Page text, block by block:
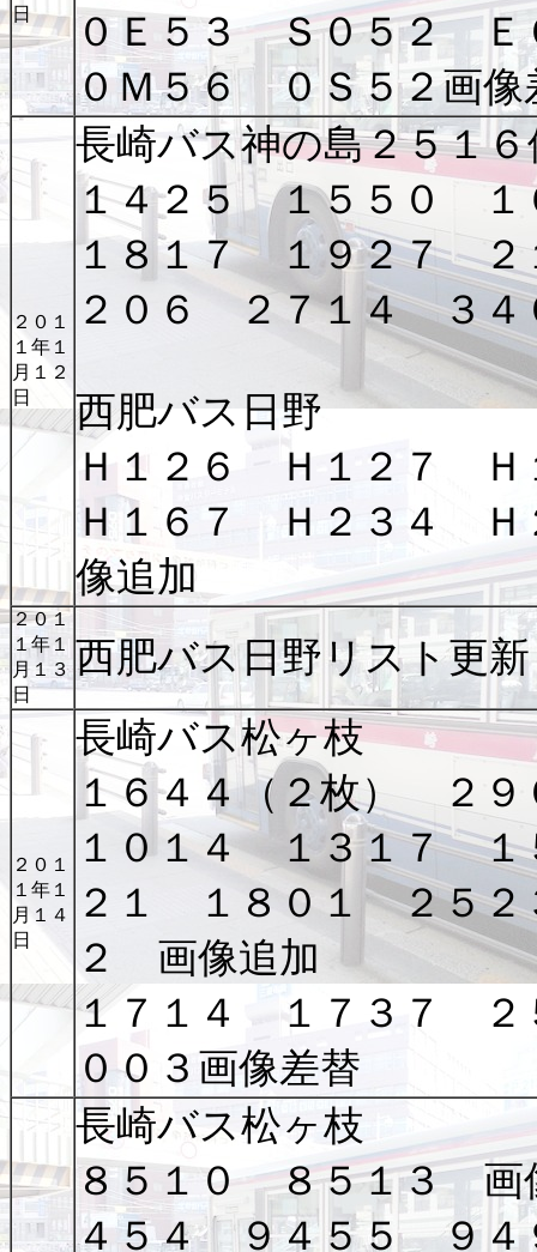
日
０Ｅ５３ Ｓ０５２ Ｅ
０Ｍ５６ ０Ｓ５２画像
２０１
１年１
月１２
日
長崎バス神の島２５１６
１４２５ １５５０ １
１８１７ １９２７
２０６ ２７１４ ３４
西肥バス日野
Ｈ１２６ Ｈ１２７
Ｈ１６７ Ｈ２３４
像追加
２０１
１年１
月１３
日
西肥バス日野リスト更新
２０１
１年１
月１４
日
長崎バス松ヶ枝
１６４４（２枚） ２
１０１４ １３１７
２１ １８０１ ２５
２ 画像追加
１７１４ １７３７
００３画像差替
長崎バス松ヶ枝
８５１０ ８５１３
４５４ ９４５５ ９４